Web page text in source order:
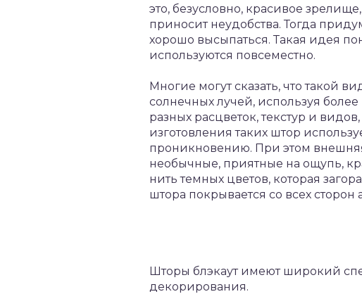
это, безусловно, красивое
приносит неудобства. Тогда
хорошо высыпаться. Такая идея
используются повсеместно.
Многие могут сказать, что такой
солнечных лучей, используя
разных расцветок, текстур и
изготовления таких штор
проникновению. При этом
необычные, приятные на ощупь,
нить темных цветов, которая
штора покрывается со всех
Шторы блэкаут имеют широкий
декорирования.